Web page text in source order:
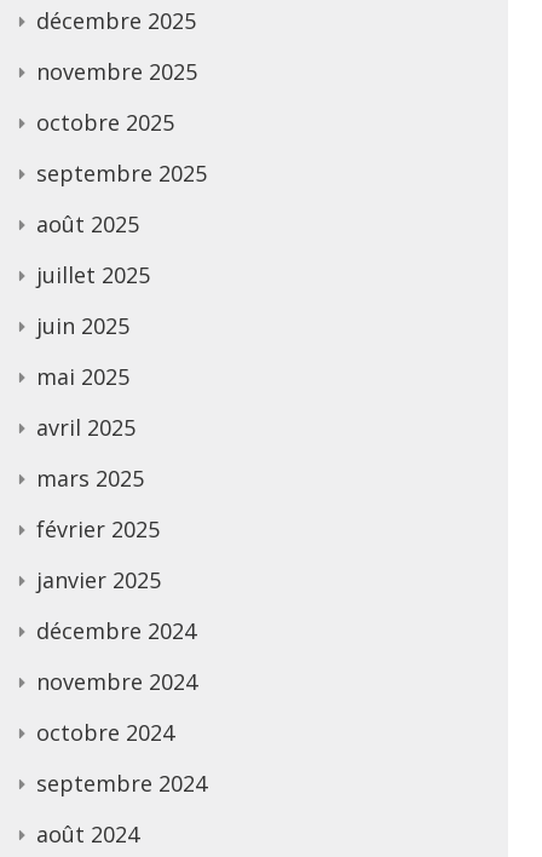
décembre 2025
novembre 2025
octobre 2025
septembre 2025
août 2025
juillet 2025
juin 2025
mai 2025
avril 2025
mars 2025
février 2025
janvier 2025
décembre 2024
novembre 2024
octobre 2024
septembre 2024
août 2024